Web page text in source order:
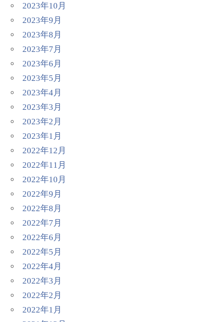
2023年10月
2023年9月
2023年8月
2023年7月
2023年6月
2023年5月
2023年4月
2023年3月
2023年2月
2023年1月
2022年12月
2022年11月
2022年10月
2022年9月
2022年8月
2022年7月
2022年6月
2022年5月
2022年4月
2022年3月
2022年2月
2022年1月